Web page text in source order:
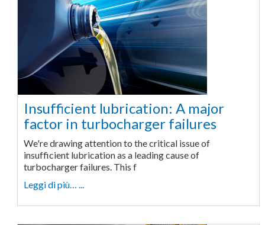
Insufficient lubrication: A major
factor in turbocharger failures
We're drawing attention to the critical issue of
insufficient lubrication as a leading cause of
turbocharger failures. This f
Leggi di più… ...